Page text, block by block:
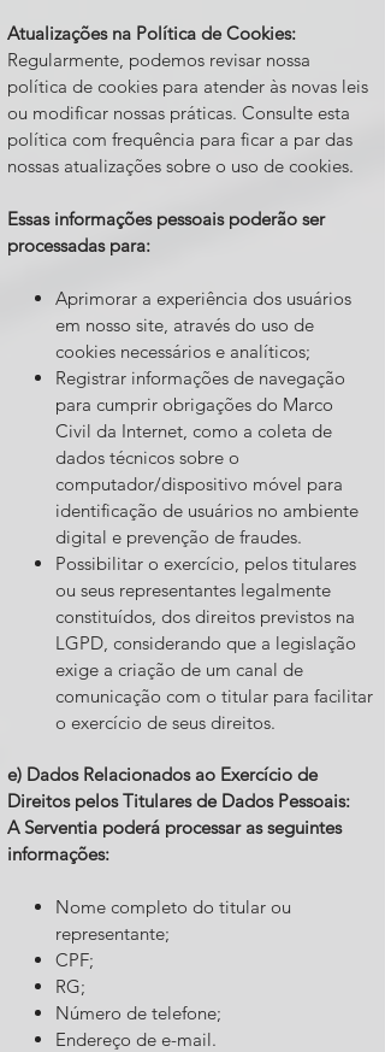
Atualizações na Política de Cookies:
Regularmente, podemos revisar nossa
política de cookies para atender às novas leis
ou modificar nossas práticas. Consulte esta
política com frequência para ficar a par das
nossas atualizações sobre o uso de cookies.
Essas informações pessoais poderão ser
processadas para:
Aprimorar a experiência dos usuários
em nosso site, através do uso de
cookies necessários e analíticos;
Registrar informações de navegação
para cumprir obrigações do Marco
Civil da Internet, como a coleta de
dados técnicos sobre o
computador/dispositivo móvel para
identificação de usuários no ambiente
digital e prevenção de fraudes.
Possibilitar o exercício, pelos titulares
ou seus representantes legalmente
constituídos, dos direitos previstos na
LGPD, considerando que a legislação
exige a criação de um canal de
comunicação com o titular para facilitar
o exercício de seus direitos.
e) Dados Relacionados ao Exercício de
Direitos pelos Titulares de Dados Pessoais:
A Serventia poderá processar as seguintes
informações:
Nome completo do titular ou
representante;
CPF;
RG;
Número de telefone;
Endereço de e-mail.